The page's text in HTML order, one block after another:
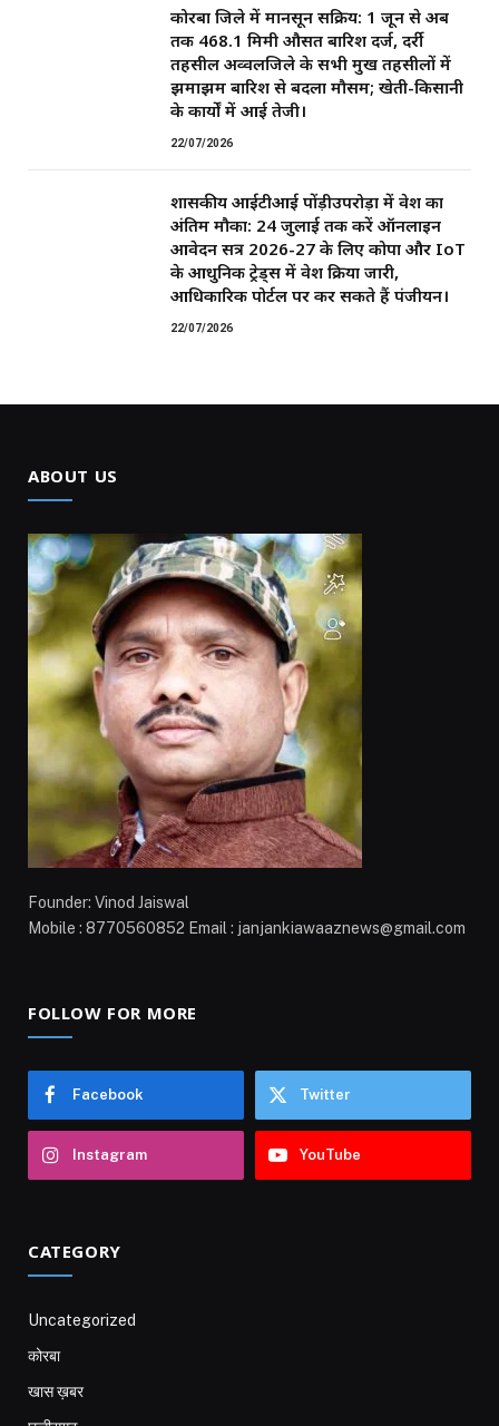
कोरबा जिले में मानसून सक्रिय: 1 जून से अब
तक 468.1 मिमी औसत बारिश दर्ज, दर्री
तहसील अव्वलजिले के सभी प्रमुख तहसीलों में
झमाझम बारिश से बदला मौसम; खेती-किसानी
के कार्यों में आई तेजी।
22/07/2026
शासकीय आईटीआई पोंड़ीउपरोड़ा में प्रवेश का
अंतिम मौका: 24 जुलाई तक करें ऑनलाइन
आवेदन सत्र 2026-27 के लिए कोपा और IoT
के आधुनिक ट्रेड्स में प्रवेश प्रक्रिया जारी,
आधिकारिक पोर्टल पर कर सकते हैं पंजीयन।
22/07/2026
ABOUT US
Founder: Vinod Jaiswal
Mobile : 8770560852 Email : janjankiawaaznews@gmail.com
FOLLOW FOR MORE
Facebook Twitter
Instagram YouTube
CATEGORY
Uncategorized
कोरबा
खास ख़बर